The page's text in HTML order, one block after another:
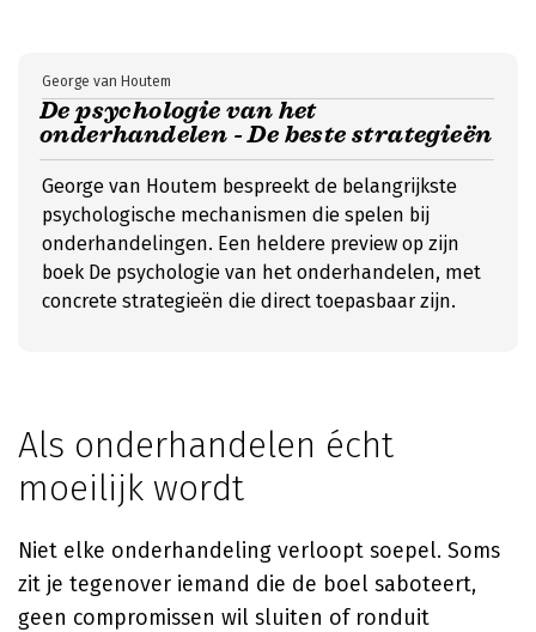
De psychologie van het
onderhandelen - De beste strategieën
George van Houtem
George van Houtem bespreekt de belangrijkste
psychologische mechanismen die spelen bij
onderhandelingen. Een heldere preview op zijn
boek De psychologie van het onderhandelen, met
concrete strategieën die direct toepasbaar zijn.
Als onderhandelen écht
moeilijk wordt
Niet elke onderhandeling verloopt soepel. Soms
zit je tegenover iemand die de boel saboteert,
geen compromissen wil sluiten of ronduit